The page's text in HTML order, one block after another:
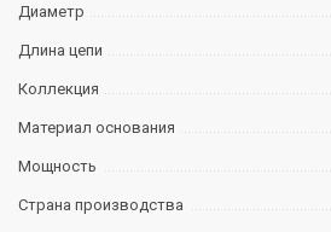
Диаметр
Длина цепи
Коллекция
Материал основания
Мощность
Страна производства